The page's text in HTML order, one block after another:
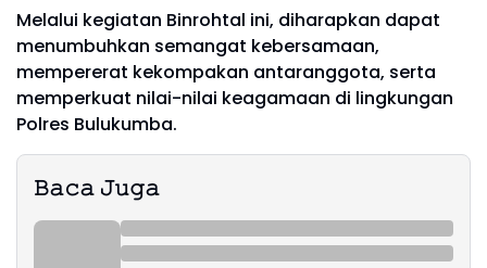
Melalui kegiatan Binrohtal ini, diharapkan dapat
menumbuhkan semangat kebersamaan,
mempererat kekompakan antaranggota, serta
memperkuat nilai-nilai keagamaan di lingkungan
Polres Bulukumba.
𝙱𝚊𝚌𝚊 𝙹𝚞𝚐𝚊